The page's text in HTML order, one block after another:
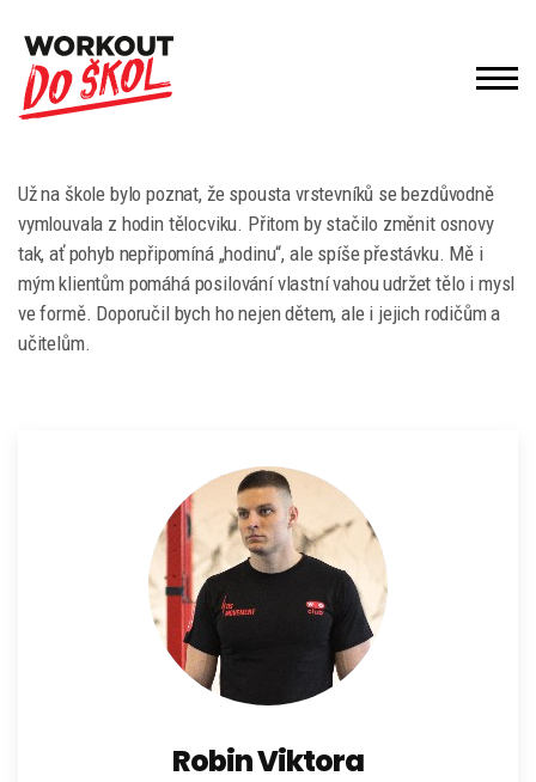
Už na škole bylo poznat, že spousta vrstevníků se bezdůvodně
vymlouvala z hodin tělocviku. Přitom by stačilo změnit osnovy
tak, ať pohyb nepřipomíná „hodinu“, ale spíše přestávku. Mě i
mým klientům pomáhá posilování vlastní vahou udržet tělo i mysl
ve formě. Doporučil bych ho nejen dětem, ale i jejich rodičům a
učitelům.
Robin Viktora